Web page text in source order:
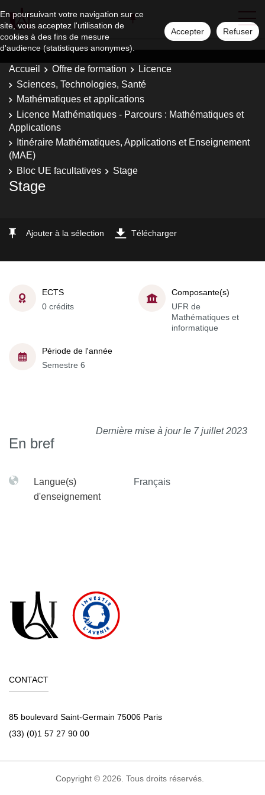
En poursuivant votre navigation sur ce
site, vous acceptez l'utilisation de
cookies à des fins de mesure
d'audience (statistiques anonymes).
Accepter Refuser
Accueil Offre de formation
Licence
Sciences, Technologies, Santé
Mathématiques et applications
Licence Mathématiques - Parcours : Mathématiques et
Applications
Itinéraire Mathématiques, Applications et Enseignement
(MAE)
Bloc UE facultatives
Stage
Stage
Ajouter à la sélection Télécharger
ECTS
0 crédits
Composante(s)
UFR de
Mathématiques et
informatique
Période de l'année
Semestre 6
Dernière mise à jour le 7 juillet 2023
En bref
Langue(s)
d'enseignement
Français
CONTACT
85 boulevard Saint-Germain 75006 Paris
(33) (0)1 57 27 90 00
Copyright © 2026. Tous droits réservés.